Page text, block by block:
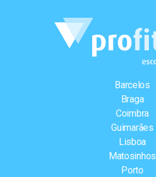
Barcelos
Braga
Coimbra
Guimarães
Lisboa
Matosinhos
Porto